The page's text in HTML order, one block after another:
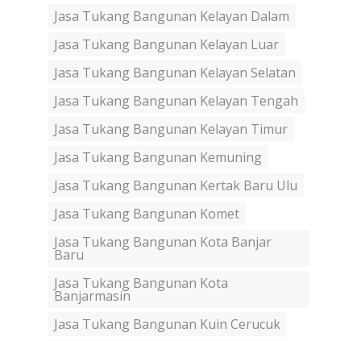
Jasa Tukang Bangunan Kelayan Dalam
Jasa Tukang Bangunan Kelayan Luar
Jasa Tukang Bangunan Kelayan Selatan
Jasa Tukang Bangunan Kelayan Tengah
Jasa Tukang Bangunan Kelayan Timur
Jasa Tukang Bangunan Kemuning
Jasa Tukang Bangunan Kertak Baru Ulu
Jasa Tukang Bangunan Komet
Jasa Tukang Bangunan Kota Banjar
Baru
Jasa Tukang Bangunan Kota
Banjarmasin
Jasa Tukang Bangunan Kuin Cerucuk